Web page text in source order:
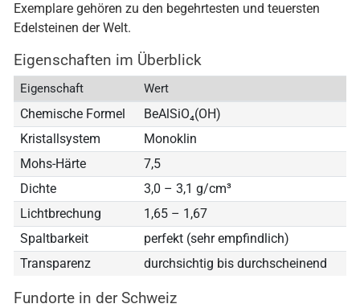
Exemplare gehören zu den begehrtesten und teuersten
Edelsteinen der Welt.
Eigenschaften im Überblick
Eigenschaft Wert
Chemische Formel
BeAlSiO₄(OH)
Kristallsystem
Monoklin
Mohs-Härte
7,5
Dichte
3,0 – 3,1 g/cm³
Lichtbrechung
1,65 – 1,67
Spaltbarkeit
perfekt (sehr empfindlich)
Transparenz
durchsichtig bis durchscheinend
Fundorte in der Schweiz